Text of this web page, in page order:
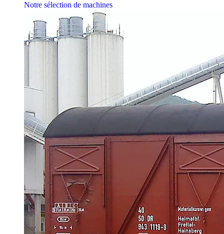
Notre sélection de machines